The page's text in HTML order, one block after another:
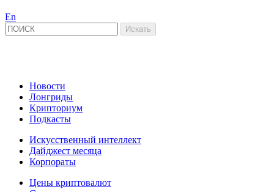
En
Новости
Лонгриды
Крипториум
Подкасты
Искусственный интеллект
Дайджест месяца
Корпораты
Цены криптовалют